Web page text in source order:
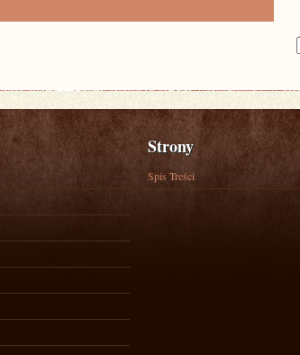
Strony
Spis Treści